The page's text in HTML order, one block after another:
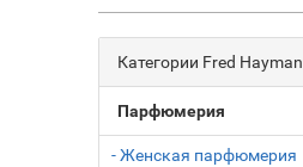
Категории Fred Hayman
Парфюмерия
- Женская парфюмерия